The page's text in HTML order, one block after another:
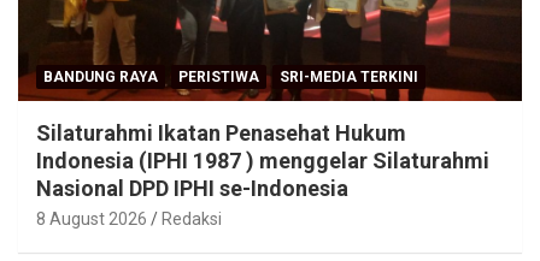
BANDUNG RAYA PERISTIWA SRI-MEDIA TERKINI
Silaturahmi Ikatan Penasehat Hukum
Indonesia (IPHI 1987 ) menggelar Silaturahmi
Nasional DPD IPHI se-Indonesia
8 August 2026 Redaksi